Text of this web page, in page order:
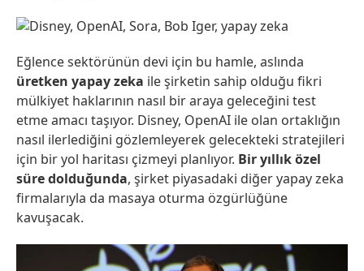
Eğlence sektörünün devi için bu hamle, aslında
üretken yapay zeka ile şirketin sahip olduğu fikri
mülkiyet haklarının nasıl bir araya geleceğini test
etme amacı taşıyor. Disney, OpenAI ile olan ortaklığın
nasıl ilerlediğini gözlemleyerek gelecekteki stratejileri
için bir yol haritası çizmeyi planlıyor. Bir yıllık özel
süre dolduğunda, şirket piyasadaki diğer yapay zeka
firmalarıyla da masaya oturma özgürlüğüne
kavuşacak.